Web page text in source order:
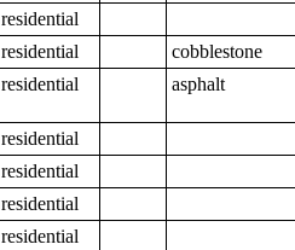
residential
residential
cobblestone
residential asphalt
residential
residential
residential
residential